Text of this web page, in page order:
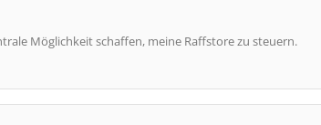
Möglichkeit schaffen, meine Raffstore zu steuern.